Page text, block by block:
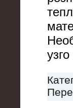
узго